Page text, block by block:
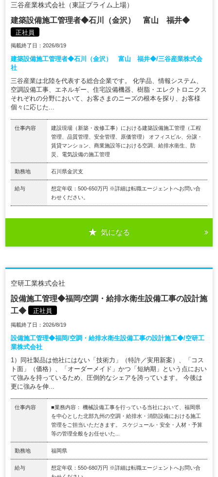
三谷産業株式会社（東証プライム上場）
建築設備施工管理者◆石川（金沢） 富山 福井◆
正社員
掲載終了日：2026/8/19
建築設備施工管理者◆石川（金沢） 富山 福井◆/三谷産業株式会
社
三谷産業は北陸を代表する総合企業です。 化学品、情報システム、
空調設備工事、エネルギー、住宅設備機器、樹脂・エレクトロニクス
それぞれの分野において、お客さまのニーズの根本を探り、お客様
個々に応じた...
仕事内容
建設現場（新築・改修工事）における建築設備施工管理（工程
管理、品質管理、安全管理、原価管理） オフィスビル、分譲・
賃貸マンション、商業施設等における空調、給排水衛生、防
災、電気設備の施工管理
勤務地 石川県金沢支
給与
想定年収：500-650万円 ※詳細は転職エージェントへお問い合
わせください。
気になる
空研工業株式会社
設備施工管理◆福岡/空調・給排水衛生設備工事の設計施
工◆
正社員
掲載終了日：2026/8/19
設備施工管理◆福岡/空調・給排水衛生設備工事の設計施工◆/空研工
業株式会社
1）同社製品は他社にはない「技術力」（特許／実用新案）、「コス
ト面」（価格）、「オーダーメイド」かつ「短納期」という点におい
て強みを持っているため、圧倒的なシェアを誇っています。 今後は
更に強みを伸...
仕事内容
■業務内容： 機械設備工事を行っている当社において、福岡県
を中心とした北部九州の空調・給排水・消防設備における施工
管理をご担当いただきます。 スケジュール・安全・人材・予算
等の管理全般をお任せいた...
勤務地 福岡県
給与
想定年収：550-680万円 ※詳細は転職エージェントへお問い合